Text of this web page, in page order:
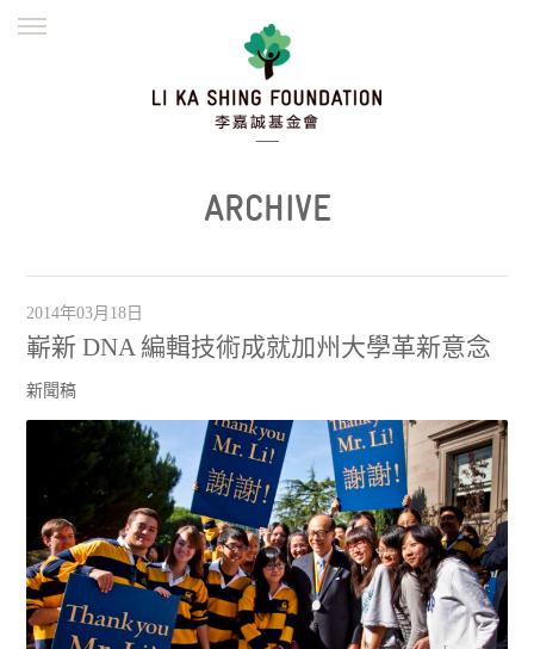
繁體
ARCHIVE
2014年03月18日
嶄新 DNA 編輯技術成就加州大學革新意念
新聞稿